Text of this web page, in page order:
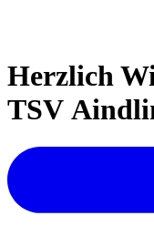
Herzlich
TSV